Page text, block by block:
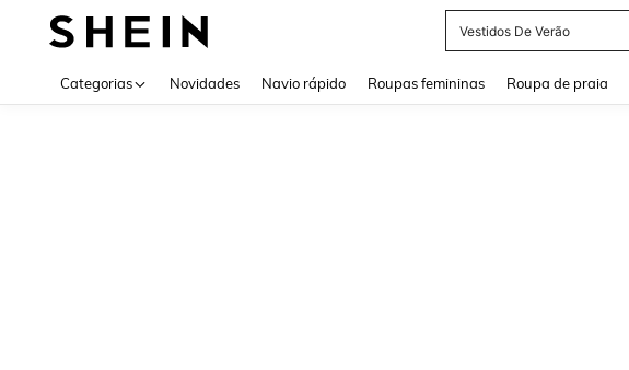
Vestidos De Verão
Categorias Novidades Navio rápido Roupas femininas Roupa de praia